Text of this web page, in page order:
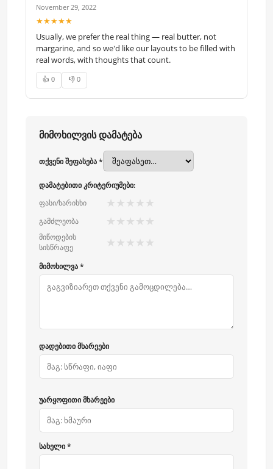
November 29, 2022
★★★★★
Usually, we prefer the real thing — real butter, not
margarine, and so we'd like our layouts to be filled with
real words, with thoughts that count.
👍 0 👎 0
მიმოხილვის დამატება
თქვენი შეფასება *
დამატებითი კრიტერიუმები:
ფასი/ხარისხი
★ ★ ★ ★ ★
გამძლეობა ★ ★ ★ ★ ★
მიწოდების
სისწრაფე
★ ★ ★ ★ ★
მიმოხილვა *
დადებითი მხარეები
უარყოფითი მხარეები
სახელი *